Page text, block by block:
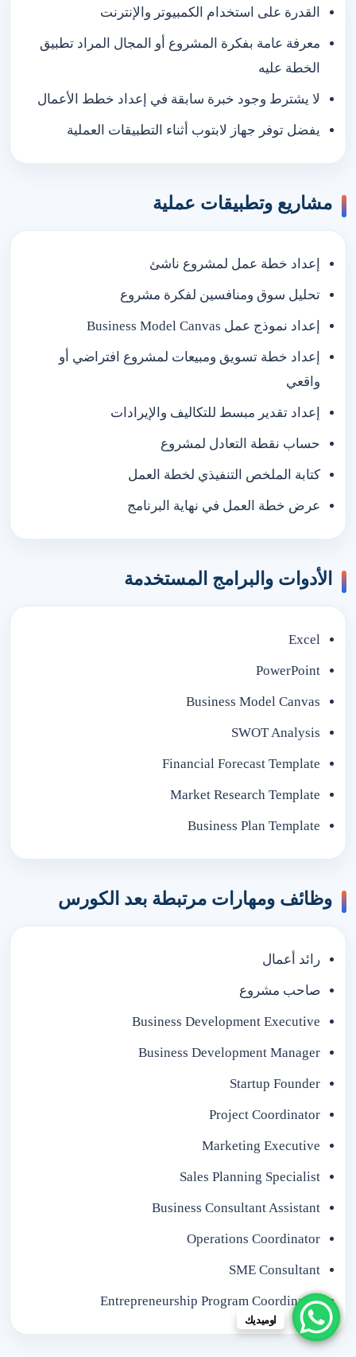
القدرة على استخدام الكمبيوتر والإنترنت
معرفة عامة بفكرة المشروع أو المجال المراد تطبيق
الخطة عليه
لا يشترط وجود خبرة سابقة في إعداد خطط الأعمال
يفضل توفر جهاز لابتوب أثناء التطبيقات العملية
مشاريع وتطبيقات عملية
إعداد خطة عمل لمشروع ناشئ
تحليل سوق ومنافسين لفكرة مشروع
إعداد نموذج عمل Business Model Canvas
إعداد خطة تسويق ومبيعات لمشروع افتراضي أو
واقعي
إعداد تقدير مبسط للتكاليف والإيرادات
حساب نقطة التعادل لمشروع
كتابة الملخص التنفيذي لخطة العمل
عرض خطة العمل في نهاية البرنامج
الأدوات والبرامج المستخدمة
Excel
PowerPoint
Business Model Canvas
SWOT Analysis
Financial Forecast Template
Market Research Template
Business Plan Template
وظائف ومهارات مرتبطة بعد الكورس
رائد أعمال
صاحب مشروع
Business Development Executive
Business Development Manager
Startup Founder
Project Coordinator
Marketing Executive
Sales Planning Specialist
Business Consultant Assistant
Operations Coordinator
SME Consultant
Entrepreneurship Program Coordinator
اوميديك